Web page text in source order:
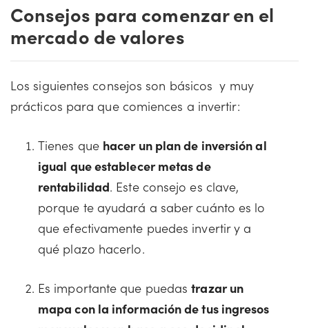
Consejos para comenzar en el
mercado de valores
Los siguientes consejos son básicos y muy
prácticos para que comiences a invertir:
Tienes que hacer un plan de inversión al
igual que establecer metas de
rentabilidad. Este consejo es clave,
porque te ayudará a saber cuánto es lo
que efectivamente puedes invertir y a
qué plazo hacerlo.
Es importante que puedastrazar un
mapa con la información de tus ingresos